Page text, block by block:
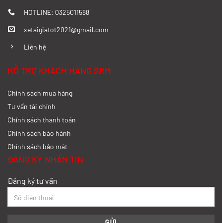
Đánh giá chi tiết SRM T35 và Wuling
HOTLINE: 0325011588
xetaigiatot2021@gmail.com
Liên hệ
HỖ TRỢ KHÁCH HÀNG SRM
Chính sách mua hàng
Tư vấn tài chính
Chính sách thanh toán
Chính sách bảo hành
Chính sách bảo mật
ĐĂNG KÝ NHẬN TIN
Đăng ký tư vấn